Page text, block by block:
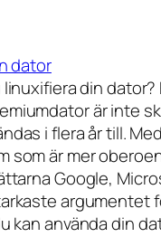
dator
din dator?
är inte
i flera år till.
som är mer
Google,
argumentet
kan använda din